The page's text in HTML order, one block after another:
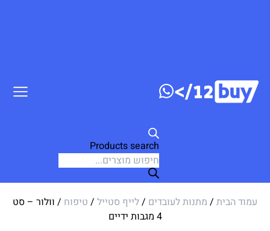
Products search
עמוד הבית/מתנות לעובדים/ לייף סטייל/טיפוח/ וולור – סט